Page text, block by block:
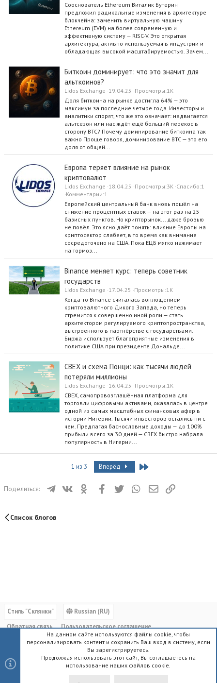
Сооснователь Ethereum Виталик Бутерин
предложил радикальные изменения в архитектуре
блокчейна: заменить виртуальную машину
Ethereum (EVM) на более современную и
эффективную систему — RISC-V. Это открытая
архитектура, активно используемая в индустрии и
обладающая высокой масштабируемостью. Зачем...
Биткоин доминирует: что это значит для
альткоинов?
Lidos Exchange 19.04.25 Просмотры 1K
Доля биткоина на рынке достигла 64% — это
максимум за последние четыре года. Инвесторы и
аналитики спорят, что же это означает: надвигается
альтсезон или нас ждёт ещё больший перекос в
сторону BTC? Почему доминирование биткоина так
важно Проще говоря, доминирование BTC — это его
доля от общей...
Европа теряет влияние на рынок
криптовалют
Lidos Exchange 18.04.25 Просмотры 3K Спасибо 1
Комментарии 1
Европейский центральный банк вновь пошёл на
снижение процентных ставок — на этот раз на 25
базисных пунктов. Но крипторынок... даже бровью
не повёл. Это ясно даёт понять: влияние Европы на
криптосектор слабеет, в то время как внимание
сосредоточено на США. Пока ЕЦБ мягко нажимает
на тормоз...
Binance меняет курс: теперь советник
государств
Lidos Exchange 17.04.25 Просмотры 1K
Когда-то Binance считалась воплощением
криптовалютного Дикого Запада, но теперь
стремится к совершенно иной роли — стать
архитектором регулируемого криптопространства,
выстроенного в партнёрстве с государствами.
Биржа использует благоприятные изменения в
политике США при президенте Дональде...
CBEX и схема Понци: как тысячи людей
потеряли миллионы
Lidos Exchange 16.04.25 Просмотры 1K
CBEX, самопровозглашённая платформа для
торговли цифровыми активами, оказалась в центре
одной из самых масштабных финансовых афер в
истории Нигерии. Тысячи инвесторов остались ни с
чем. Предлагая баснословные доходы — до 100%
прибыли всего за 30 дней — CBEX быстро набрала
популярность в Нигерии...
1 из 3 Вперёд Last
Поделиться: ТелеграмВКонтактеОдноклассники
FacebookTwitter WhatsAppЭлектронная почта
Список блогов
Cтиль "Склянки"
Russian (RU)
Обратная связь
Пользовательское соглашение
Политика конфиденциальности
Помощь Главная
R
S
Community platform by XenForo® © 2010-2023 XenForo Ltd.
На данном сайте используются файлы cookie, чтобы
персонализировать контент и сохранить Ваш вход в систему, если
Вы зарегистрируетесь.
Продолжая использовать этот сайт, Вы соглашаетесь на
использование наших файлов cookie.